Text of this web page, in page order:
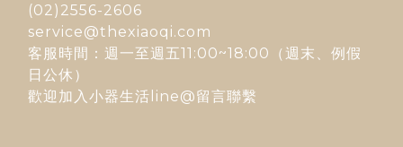
(02)2556-2606
service@thexiaoqi.com
客服時間：週一至週五11:00~18:00（週末、例假
日公休）
歡迎加入 小器生活line@留言聯繫